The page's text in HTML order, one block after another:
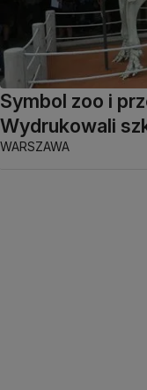
Symbol zoo i
Wydrukowali
WARSZAWA